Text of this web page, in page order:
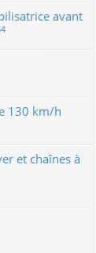
avant
130 km/h
et chaînes à